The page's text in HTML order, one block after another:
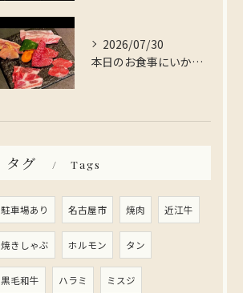
2026/07/30
本日のお食事にいかがですか？
タグ Tags
駐車場あり 名古屋市 焼肉 近江牛
焼きしゃぶ ホルモン タン
黒毛和牛 ハラミ ミスジ